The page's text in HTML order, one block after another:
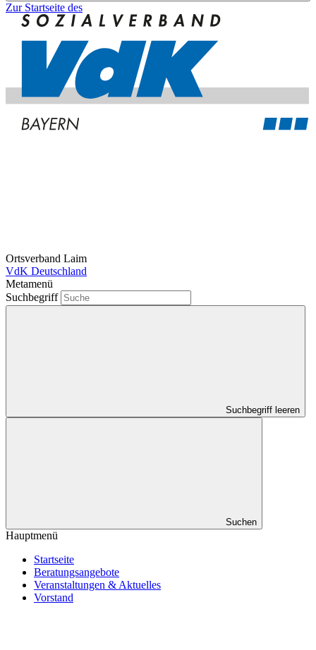
Zur Startseite des
Ortsverband Laim
VdK Deutschland
Metamenü
Suchbegriff
Suchbegriff leeren
Suchen
Hauptmenü
Startseite
Beratungsangebote
Veranstaltungen & Aktuelles
Vorstand